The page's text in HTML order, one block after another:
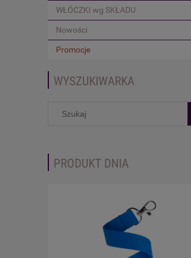
WŁÓCZKI wg SKŁADU
Nowości
Promocje
WYSZUKIWARKA
PRODUKT DNIA